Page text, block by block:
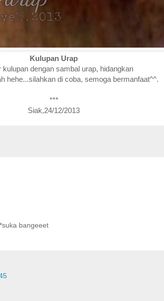
Kulupan Urap
kulupan dengan sambal urap, hidangkan
hehe...silahkan di coba, semoga bermanfaat^^.
***
Siak,24/12/2013
bangeeet